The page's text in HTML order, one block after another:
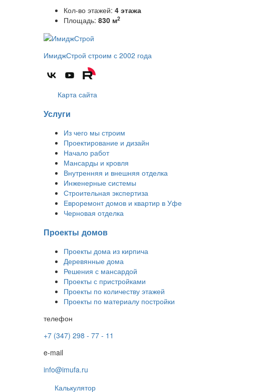
Кол-во этажей: 4 этажа
Площадь: 830 м2
ИмиджСтрой строим с 2002 года
Карта сайта
Услуги
Из чего мы строим
Проектирование и дизайн
Начало работ
Мансарды и кровля
Внутренняя и внешняя отделка
Инженерные системы
Строительная экспертиза
Евроремонт домов и квартир в Уфе
Черновая отделка
Проекты домов
Проекты дома из кирпича
Деревянные дома
Решения с мансардой
Проекты с пристройками
Проекты по количеству этажей
Проекты по материалу постройки
телефон
+7 (347) 298 - 77 - 11
e-mail
info@imufa.ru
Калькулятор